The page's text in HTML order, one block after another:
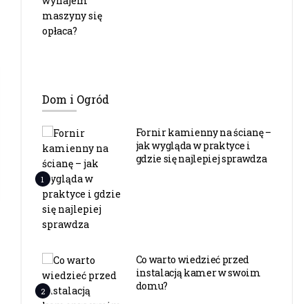
Dom i Ogród
1
Fornir kamienny na ścianę –
jak wygląda w praktyce i
gdzie się najlepiej sprawdza
2
Co warto wiedzieć przed
instalacją kamer w swoim
domu?